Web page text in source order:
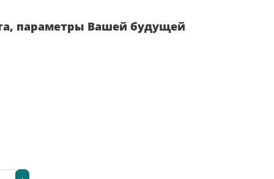
параметры Вашей будущей